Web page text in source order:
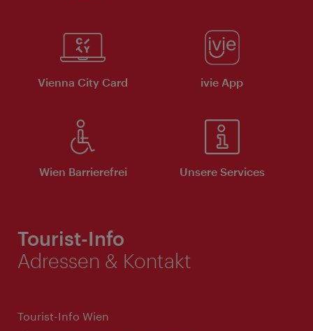
Vienna City Card ivie App
Wien Barrierefrei Unsere Services
Tourist-Info
Adressen & Kontakt
Tourist-Info Wien